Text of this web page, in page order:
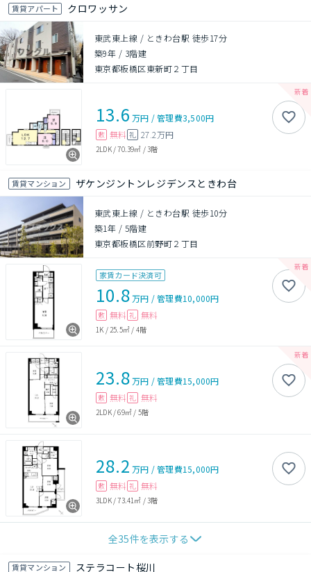
賃貸アパート クロワッサン
東武東上線 / ときわ台駅 徒歩17分
築9年 / 3階建
東京都板橋区東新町２丁目
13.6 万円 /管理費3,500円
敷 無料 礼 27.2万円
2LDK/70.39㎡ /3階
賃貸マンション ザケンジントンレジデンスときわ台
東武東上線 / ときわ台駅 徒歩10分
築1年 / 5階建
東京都板橋区前野町２丁目
家賃カード決済可
10.8万円 /管理費10,000円
敷 無料 礼 無料
1K /25.5㎡ / 4階
23.8万円 /管理費15,000円
敷 無料 礼 無料
2LDK/69㎡ / 5階
28.2 万円 /管理費15,000円
敷 無料 礼 無料
3LDK/73.41㎡ /3階
全35件を表示する
賃貸マンション ステラコート桜川